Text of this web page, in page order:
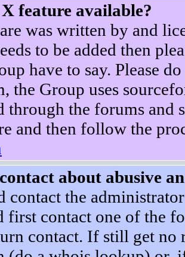
feature available?
was written by and
to be added then
have to say. Please
the Group uses
through the forums
and then follow the
about abusive
contact the
first contact one of the
contact. If still get no